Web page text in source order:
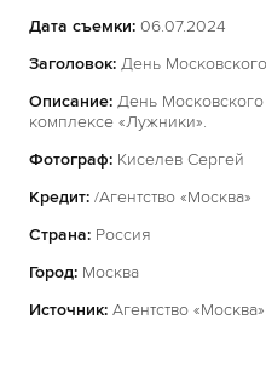
Дата съемки: 06.07.2024
Заголовок: День
Описание: День
комплексе «Лужники».
Фотограф: Киселев Сергей
Кредит: /Агентство «Москва»
Страна: Россия
Город: Москва
Источник: Агентство «Москва»